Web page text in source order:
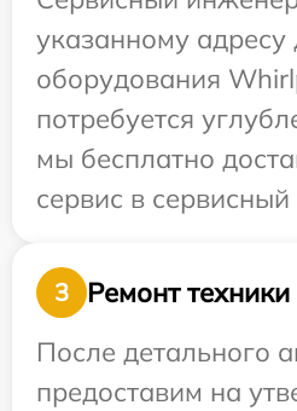
указанному адресу
оборудования
потребуется
мы бесплатно
сервис в
3
Ремонт техники
После детального
предоставим на